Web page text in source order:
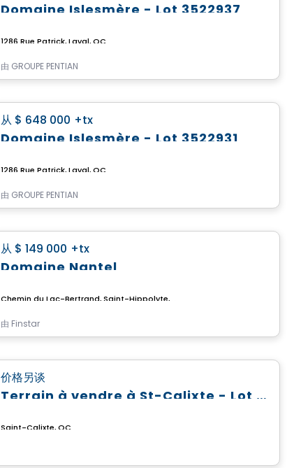
Domaine Islesmère - Lot 3522937
1286 Rue Patrick, Laval, QC
由 GROUPE PENTIAN
土地
从 $ 648 000 +tx
Domaine Islesmère - Lot 3522931
1286 Rue Patrick, Laval, QC
由 GROUPE PENTIAN
土地
从 $ 149 000 +tx
Domaine Nantel
由 Finstar
土地
价格另谈
Terrain à vendre à St-Calixte - Lot #4 869 583
Saint-Calixte, QC